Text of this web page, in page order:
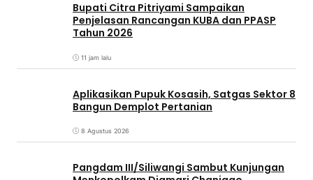
Bupati Citra Pitriyami Sampaikan
Penjelasan Rancangan KUBA dan PPASP
Tahun 2026
11 jam lalu
Aplikasikan Pupuk Kosasih, Satgas Sektor 8
Bangun Demplot Pertanian
8 Agustus 2026
Pangdam III/Siliwangi Sambut Kunjungan